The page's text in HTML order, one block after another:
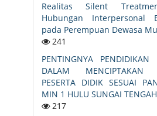
Realitas Silent
Hubungan Interpersonal
pada Perempuan Dewasa
241
PENTINGNYA PENDIDIKAN
DALAM MENCIPTAKAN
PESERTA DIDIK SESUAI
MIN 1 HULU SUNGAI TENGAH
217